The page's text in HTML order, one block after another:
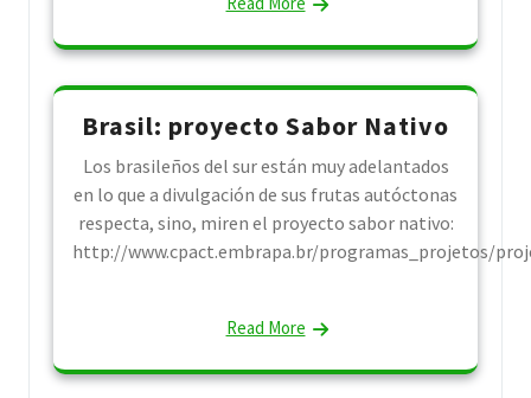
Brasil: proyecto Sabor Nativo
Los brasileños del sur están muy adelantados
en lo que a divulgación de sus frutas autóctonas
respecta, sino, miren el proyecto sabor nativo:
http://www.cpact.embrapa.br/programas_projetos/
Read More